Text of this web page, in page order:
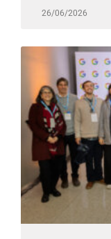
26/06/2026